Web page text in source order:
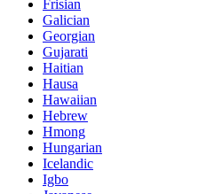
Frisian
Galician
Georgian
Gujarati
Haitian
Hausa
Hawaiian
Hebrew
Hmong
Hungarian
Icelandic
Igbo